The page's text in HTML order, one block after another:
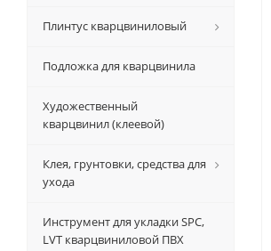
Плинтус кварцвиниловый
Подложка для кварцвинила
Художественный
кварцвинил (клеевой)
Клея, грунтовки, средства для
ухода
Инструмент для укладки SPC,
LVT кварцвиниловой ПВХ